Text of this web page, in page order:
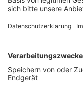
Kostüme, Mützen
bereitgestellt.
Die KVB-Räder
Verfügung,
Anzeige